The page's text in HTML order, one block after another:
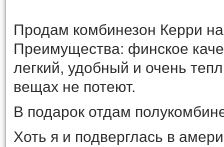
Продам комбинезон Керри
Преимущества: финское
легкий, удобный и очень
вещах не потеют.
В подарок отдам
Хоть я и подверглась в